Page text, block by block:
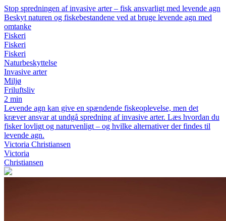
Stop spredningen af invasive arter – fisk ansvarligt med levende agn
Beskyt naturen og fiskebestandene ved at bruge levende agn med
omtanke
Fiskeri
Fiskeri
Fiskeri
Naturbeskyttelse
Invasive arter
Miljø
Friluftsliv
2 min
Levende agn kan give en spændende fiskeoplevelse, men det
kræver ansvar at undgå spredning af invasive arter. Læs hvordan du
fisker lovligt og naturvenligt – og hvilke alternativer der findes til
levende agn.
Victoria Christiansen
Victoria
Christiansen